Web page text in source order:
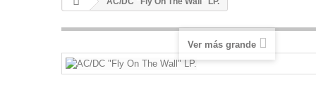
Ver más grande